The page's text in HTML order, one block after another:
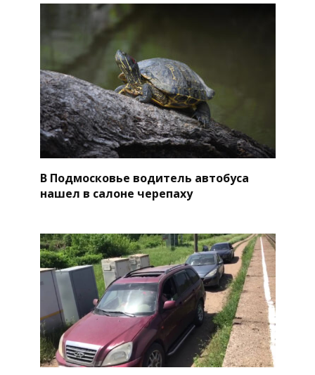
В Подмосковье водитель автобуса
нашел в салоне черепаху